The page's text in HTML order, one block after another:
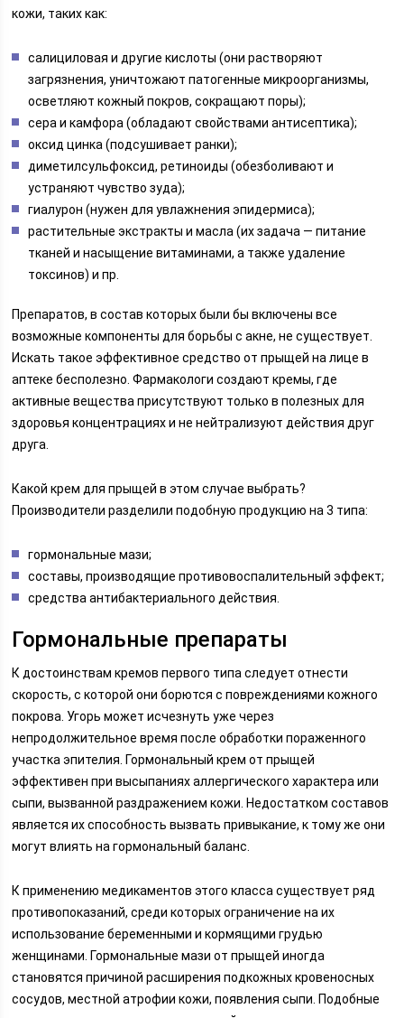
кожи, таких как:
салициловая и другие кислоты (они растворяют
загрязнения, уничтожают патогенные микроорганизмы,
осветляют кожный покров, сокращают поры);
сера и камфора (обладают свойствами антисептика);
оксид цинка (подсушивает ранки);
диметилсульфоксид, ретиноиды (обезболивают и
устраняют чувство зуда);
гиалурон (нужен для увлажнения эпидермиса);
растительные экстракты и масла (их задача — питание
тканей и насыщение витаминами, а также удаление
токсинов) и пр.
Препаратов, в состав которых были бы включены все
возможные компоненты для борьбы с акне, не существует.
Искать такое эффективное средство от прыщей на лице в
аптеке бесполезно. Фармакологи создают кремы, где
активные вещества присутствуют только в полезных для
здоровья концентрациях и не нейтрализуют действия друг
друга.
Какой крем для прыщей в этом случае выбрать?
Производители разделили подобную продукцию на 3 типа:
гормональные мази;
составы, производящие противовоспалительный эффект;
средства антибактериального действия.
Гормональные препараты
К достоинствам кремов первого типа следует отнести
скорость, с которой они борются с повреждениями кожного
покрова. Угорь может исчезнуть уже через
непродолжительное время после обработки пораженного
участка эпителия. Гормональный крем от прыщей
эффективен при высыпаниях аллергического характера или
сыпи, вызванной раздражением кожи. Недостатком составов
является их способность вызвать привыкание, к тому же они
могут влиять на гормональный баланс.
К применению медикаментов этого класса существует ряд
противопоказаний, среди которых ограничение на их
использование беременными и кормящими грудью
женщинами. Гормональные мази от прыщей иногда
становятся причиной расширения подкожных кровеносных
сосудов, местной атрофии кожи, появления сыпи. Подобные